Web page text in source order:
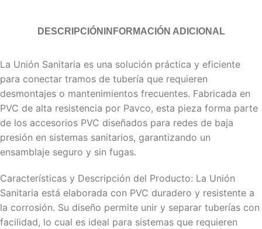
DESCRIPCIÓN INFORMACIÓN ADICIONAL
La Unión Sanitaria es una solución práctica y eficiente
para conectar tramos de tubería que requieren
desmontajes o mantenimientos frecuentes. Fabricada en
PVC de alta resistencia por Pavco, esta pieza forma parte
de los accesorios PVC diseñados para redes de baja
presión en sistemas sanitarios, garantizando un
ensamblaje seguro y sin fugas.
Características y Descripción del Producto: La Unión
Sanitaria está elaborada con PVC duradero y resistente a
la corrosión. Su diseño permite unir y separar tuberías con
facilidad, lo cual es ideal para sistemas que requieren